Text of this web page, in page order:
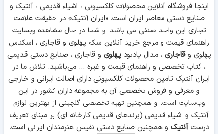
اینجا فروشگاه آنلاین محصولات کلکسیونی ، اشیاء قدیمی ، آنتیک و
صنایع دستی معاصر ایران است. «ایران آنتیک» در حقیقت علامت
تجاری این واحد صنفی می باشد. و شما در حال مشاهده وبسایت
راهنمای قیمت و مرجع خرید آنلاین سکه پهلوی و قاجاری ، اسکناس
پهلوی وقاجاری ، مدال یادبودپهلوی و قاجاری ، صنایع دستی قدیمی
، کتاب تخصصی و راهنمای قیمت و غیره ... می‌باشید. تلاش ما در
ایران آنتیک تامین محصولات کلکسیونی دارای اصالت ایرانی و خارجی
و معرفی و فروش تخصصی آن به مجموعه داران کشور در این
وب‌سایت است. و همچنین تهیه تخصصی گلچینی از بهترین لوازم
آنتیک و اشیاء قدیمی (برندهای قدیمی کارخانه ای) بر مبنای تعریف
درستآنتیک و همچنینصنایع دستی نفیس هنرمندان ایرانی است.